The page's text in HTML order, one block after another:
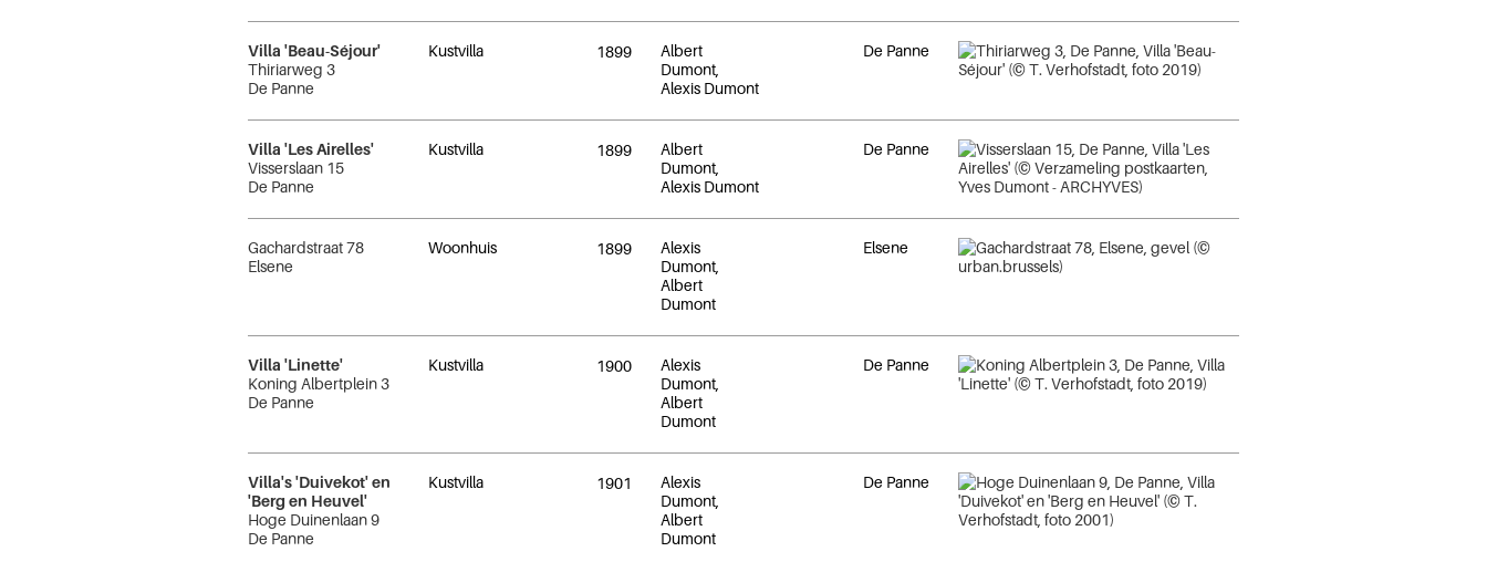
Villa 'Beau-Séjour'
Thiriarweg 3
De Panne
Kustvilla 1899
Albert
Dumont,
Alexis Dumont
De Panne
Villa 'Les Airelles'
Visserslaan 15
De Panne
Kustvilla 1899
Albert
Dumont,
Alexis Dumont
De Panne
Gachardstraat 78
Elsene
Woonhuis 1899
Alexis
Dumont,
Albert
Dumont
Elsene
Villa 'Linette'
Koning Albertplein 3
De Panne
Kustvilla 1900
Alexis
Dumont,
Albert
Dumont
De Panne
Villa's 'Duivekot' en
'Berg en Heuvel'
Hoge Duinenlaan 9
De Panne
Kustvilla 1901
Alexis
Dumont,
Albert
Dumont
De Panne